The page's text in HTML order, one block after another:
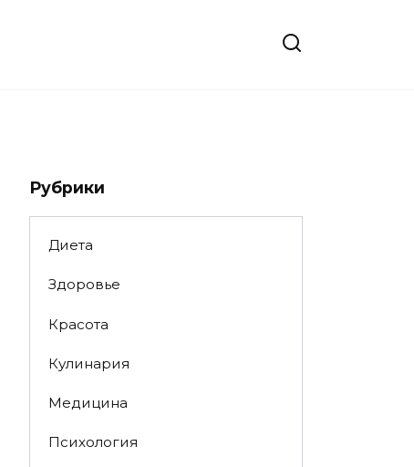
Рубрики
Диета
Здоровье
Красота
Кулинария
Медицина
Психология